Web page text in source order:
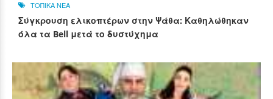
ΤΟΠΙΚΑ ΝΕΑ
Σύγκρουση ελικοπτέρων στην Ψάθα: Καθηλώθηκαν
όλα τα Bell μετά το δυστύχημα